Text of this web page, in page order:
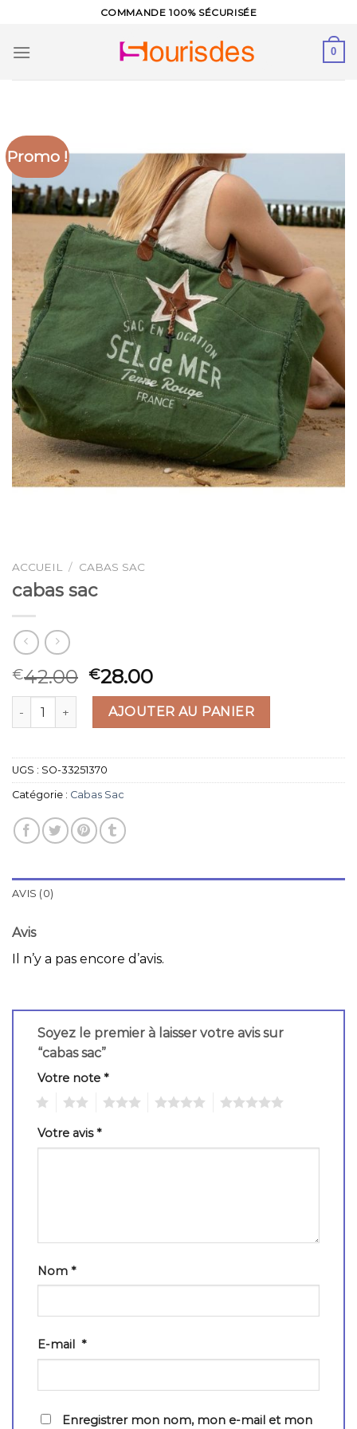
content
COMMANDE 100% SÉCURISÉE
0
Promo !
ACCUEIL / CABAS SAC
cabas sac
€42.00 €28.00
quantité de cabas sacAJOUTER AU PANIER
UGS : SO-33251370
Catégorie : Cabas Sac
AVIS (0)
Avis
Il n’y a pas encore d’avis.
Soyez le premier à laisser votre avis sur
“cabas sac”
Votre note *
Votre avis*
Nom *
E-mail *
Enregistrer mon nom, mon e-mail et mon